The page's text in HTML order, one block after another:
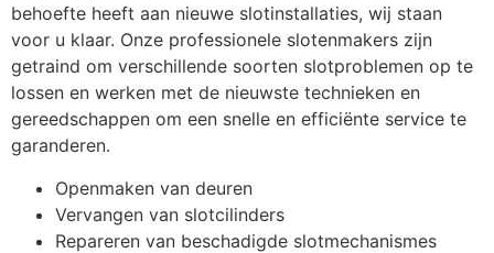
behoefte heeft aan nieuwe slotinstallaties, wij staan
voor u klaar. Onze professionele slotenmakers zijn
getraind om verschillende soorten slotproblemen op te
lossen en werken met de nieuwste technieken en
gereedschappen om een snelle en efficiënte service te
garanderen.
Openmaken van deuren
Vervangen van slotcilinders
Repareren van beschadigde slotmechanismes